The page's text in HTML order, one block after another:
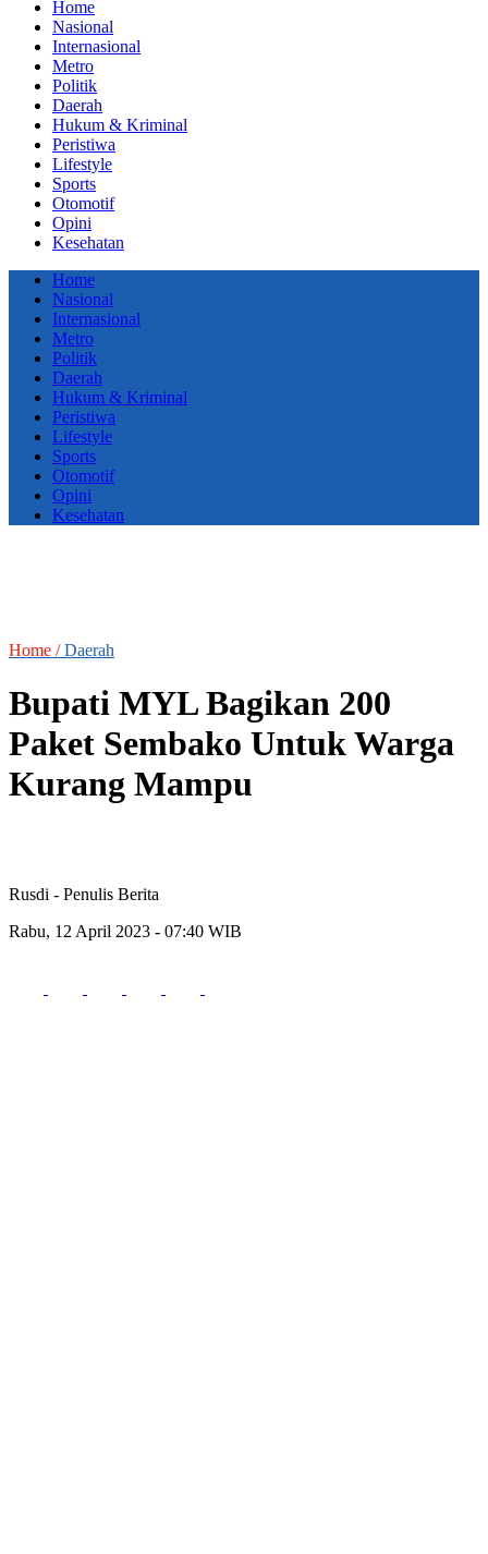
Home
Nasional
Internasional
Metro
Politik
Daerah
Hukum & Kriminal
Peristiwa
Lifestyle
Sports
Otomotif
Opini
Kesehatan
Home
Nasional
Internasional
Metro
Politik
Daerah
Hukum & Kriminal
Peristiwa
Lifestyle
Sports
Otomotif
Opini
Kesehatan
Home /Daerah
Bupati MYL Bagikan 200
Paket Sembako Untuk Warga
Kurang Mampu
Rusdi - Penulis Berita
Rabu, 12 April 2023 - 07:40 WIB